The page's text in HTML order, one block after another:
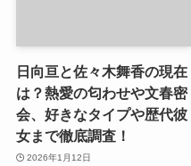
日向亘と佐々木舞香の現在
は？熱愛の匂わせや文春密
会、好きなタイプや歴代彼
女まで徹底調査！
2026年1月12日